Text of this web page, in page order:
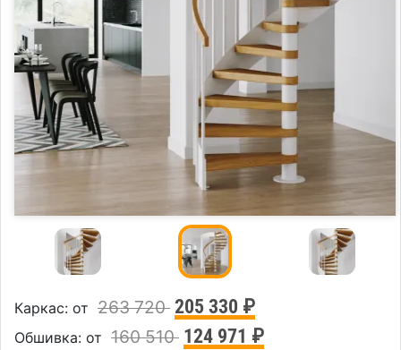
Каркас: от 263 720 205 330 ₽
Обшивка: от 160 510 124 971 ₽